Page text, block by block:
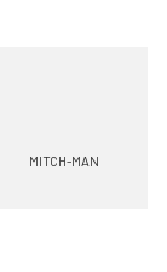
MITCH-MAN